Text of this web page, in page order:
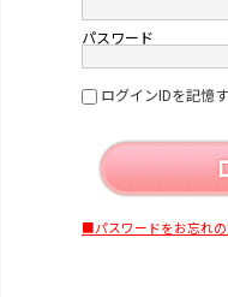
パスワード
ログインIDを記憶
■パスワードをお忘れ